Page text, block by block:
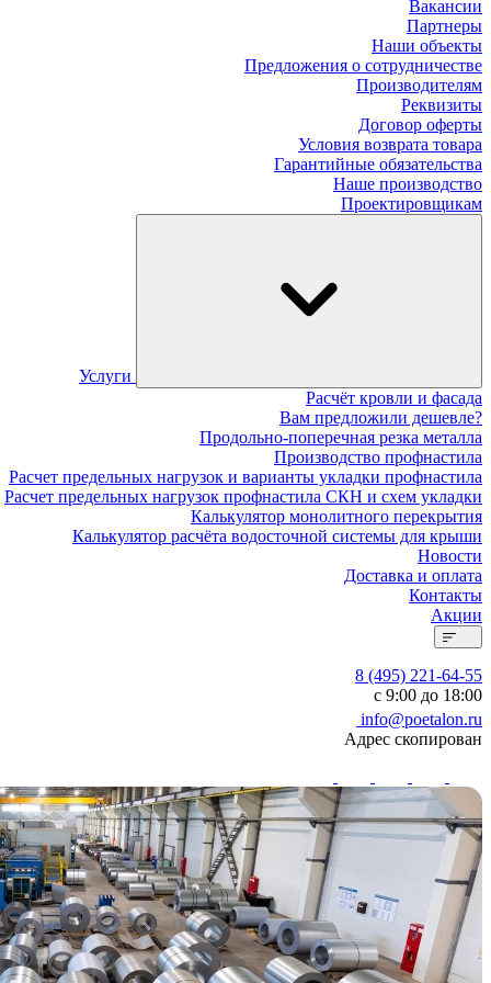
Вакансии
Партнеры
Наши объекты
Предложения о сотрудничестве
Производителям
Реквизиты
Договор оферты
Условия возврата товара
Гарантийные обязательства
Наше производство
Проектировщикам
Услуги
Расчёт кровли и фасада
Вам предложили дешевле?
Продольно-поперечная резка металла
Производство профнастила
Расчет предельных нагрузок и варианты укладки профнастила
Расчет предельных нагрузок профнастила СКН и схем укладки
Калькулятор монолитного перекрытия
Калькулятор расчёта водосточной системы для крыши
Новости
Доставка и оплата
Контакты
Акции
8 (495) 221-64-55
с 9:00 до 18:00
info@poetalon.ru
Адрес скопирован